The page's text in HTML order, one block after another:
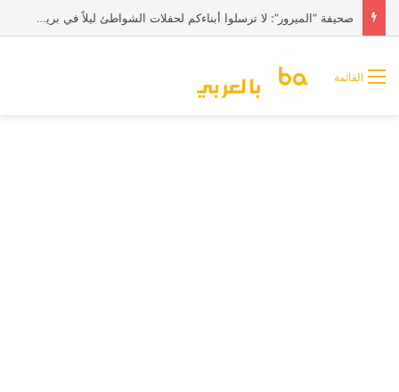
صحيفة “الميرور”: لا ترسلوا أبناءكم لحفلات الشواطئ ليلاً في بريطانيا
القائمة